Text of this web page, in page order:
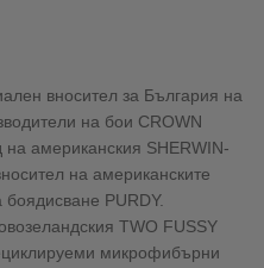
вносител за България на
на бои CROWN
американския SHERWIN-
на американските
PURDY.
TWO FUSSY
микрофибърни